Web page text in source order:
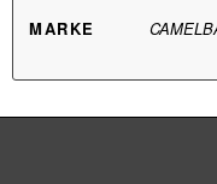
MARKE